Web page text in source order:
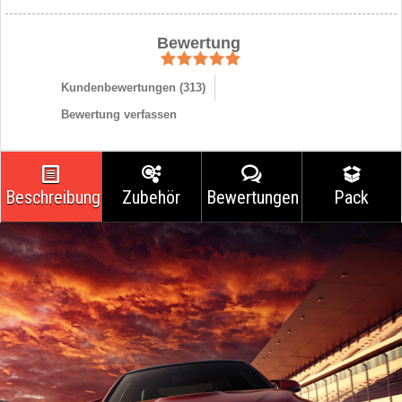
Bewertung
Kundenbewertungen (313)
Bewertung verfassen
Beschreibung Zubehör Bewertungen Pack